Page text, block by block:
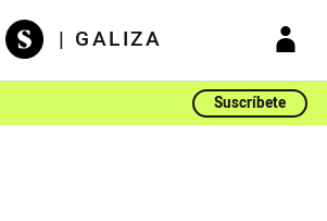
| GALIZA
Suscríbete